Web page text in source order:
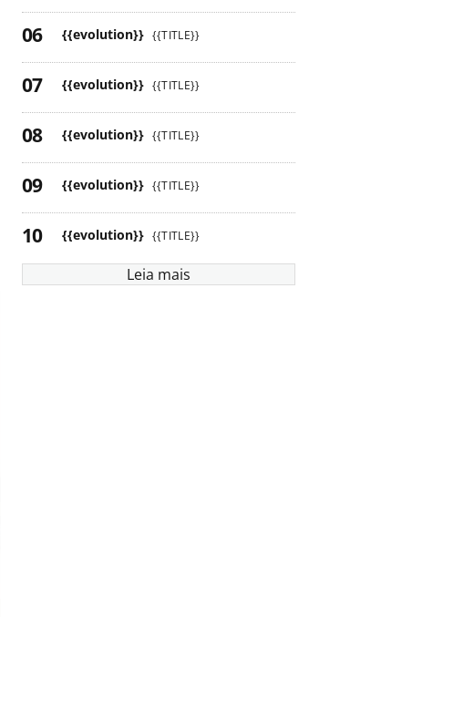
{{evolution}} {{TITLE}}
{{evolution}} {{TITLE}}
{{evolution}} {{TITLE}}
{{evolution}} {{TITLE}}
{{evolution}} {{TITLE}}
Leia mais